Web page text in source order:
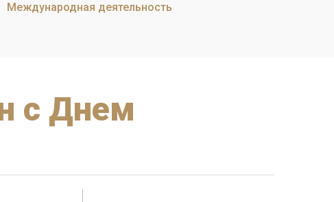
Международная деятельность
с Днем